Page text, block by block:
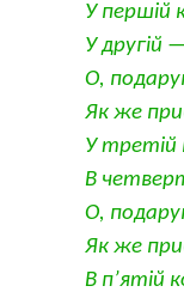
У першій
У другій
О,
Як же
У третій
В
О,
Як же
В п’ятій